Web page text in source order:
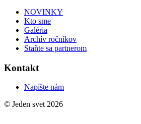
NOVINKY
Kto sme
Galéria
Archív ročníkov
Staňte sa partnerom
Kontakt
Napíšte nám
© Jeden svet 2026